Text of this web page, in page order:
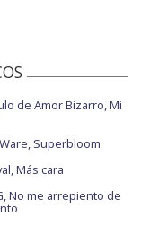
de Amor Bizarro, Mi
Superbloom
Más cara
No me arrepiento de